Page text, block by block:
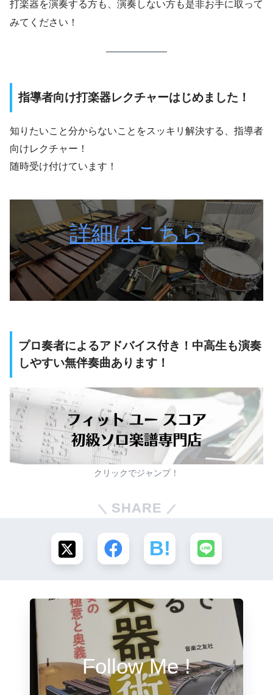
打楽器を演奏する方も、演奏しない方も是非お手に取って
みてください！
指導者向け打楽器レクチャーはじめました！
知りたいこと分からないことをスッキリ解決する、指導者
向けレクチャー！
随時受け付けています！
詳細はこちら
プロ奏者によるアドバイス付き！中高生も演奏
しやすい無伴奏曲あります！
クリックでジャンプ！
SHARE
Follow Me !